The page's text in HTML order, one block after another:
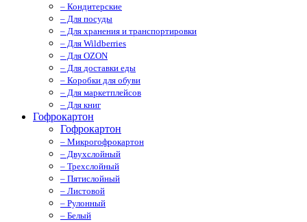
– Кондитерские
– Для посуды
– Для хранения и транспортировки
– Для Wildberries
– Для OZON
– Для доставки еды
– Коробки для обуви
– Для маркетплейсов
– Для книг
Гофрокартон
Гофрокартон
– Микрогофрокартон
– Двухслойный
– Трехслойный
– Пятислойный
– Листовой
– Рулонный
– Белый